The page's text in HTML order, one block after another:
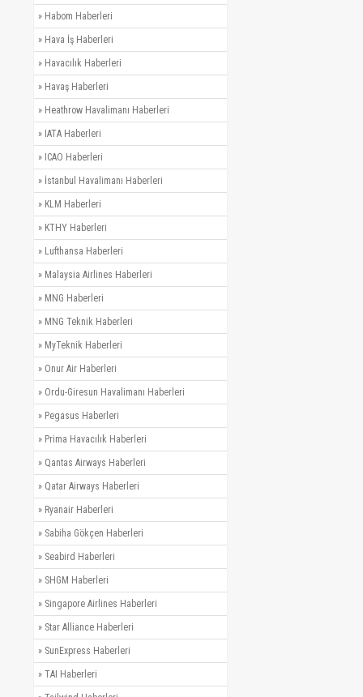
» Habom Haberleri
» Hava İş Haberleri
» Havacılık Haberleri
» Havaş Haberleri
» Heathrow Havalimanı Haberleri
» IATA Haberleri
» ICAO Haberleri
» İstanbul Havalimanı Haberleri
» KLM Haberleri
» KTHY Haberleri
» Lufthansa Haberleri
» Malaysia Airlines Haberleri
» MNG Haberleri
» MNG Teknik Haberleri
» MyTeknik Haberleri
» Onur Air Haberleri
» Ordu-Giresun Havalimanı Haberleri
» Pegasus Haberleri
» Prima Havacılık Haberleri
» Qantas Airways Haberleri
» Qatar Airways Haberleri
» Ryanair Haberleri
» Sabiha Gökçen Haberleri
» Seabird Haberleri
» SHGM Haberleri
» Singapore Airlines Haberleri
» Star Alliance Haberleri
» SunExpress Haberleri
» TAI Haberleri